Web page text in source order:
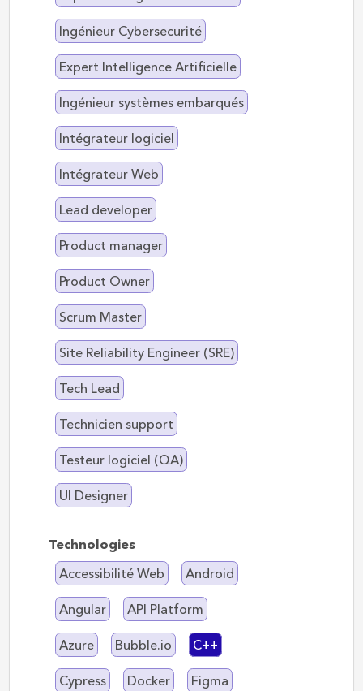
Ingénieur Cybersecurité
Expert Intelligence Artificielle
Ingénieur systèmes embarqués
Intégrateur logiciel
Intégrateur Web
Lead developer
Product manager
Product Owner
Scrum Master
Site Reliability Engineer (SRE)
Tech Lead
Technicien support
Testeur logiciel (QA)
UI Designer
Technologies
Accessibilité Web
Android
Angular API Platform
Azure Bubble.io C++
Cypress Docker Figma